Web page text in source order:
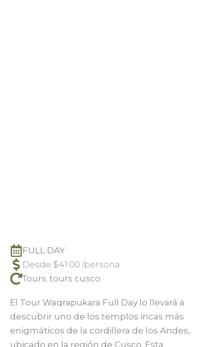
FULL DAY
Desde $41.00 /persona
Tours, tours cusco
El Tour Waqrapukara Full Day lo llevará a
descubrir uno de los templos incas más
enigmáticos de la cordillera de los Andes,
ubicado en la región de Cusco. Esta